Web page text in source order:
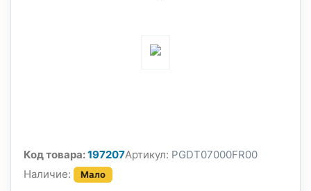
Код товара:197207Артикул: PGDT07000FR00
Наличие:
Мало